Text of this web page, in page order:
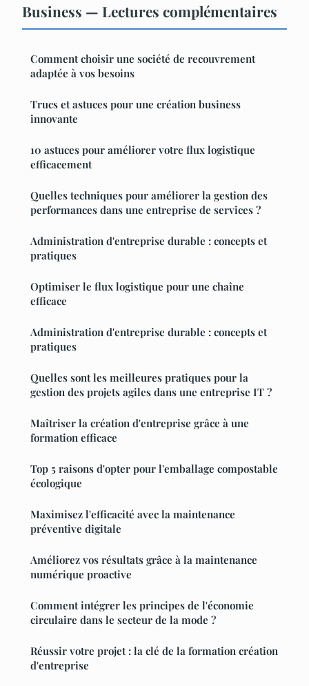
Business — Lectures complémentaires
Comment choisir une société de recouvrement
adaptée à vos besoins
Trucs et astuces pour une création business
innovante
10 astuces pour améliorer votre flux logistique
efficacement
Quelles techniques pour améliorer la gestion des
performances dans une entreprise de services ?
Administration d'entreprise durable : concepts et
pratiques
Optimiser le flux logistique pour une chaîne
efficace
Administration d'entreprise durable : concepts et
pratiques
Quelles sont les meilleures pratiques pour la
gestion des projets agiles dans une entreprise IT ?
Maîtriser la création d'entreprise grâce à une
formation efficace
Top 5 raisons d'opter pour l'emballage compostable
écologique
Maximisez l'efficacité avec la maintenance
préventive digitale
Améliorez vos résultats grâce à la maintenance
numérique proactive
Comment intégrer les principes de l'économie
circulaire dans le secteur de la mode ?
Réussir votre projet : la clé de la formation création
d'entreprise